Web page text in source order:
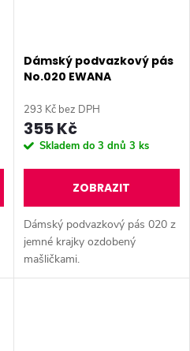
Dámský podvazkový pás
No.020 EWANA
293 Kč bez DPH
355 Kč
Skladem do 3 dnů 3 ks
ZOBRAZIT
Dámský podvazkový pás 020 z
jemné krajky ozdobený
mašličkami.